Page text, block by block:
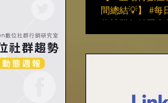
間總結💡】 #每
位社群行銷平台
Gen AI 功能】